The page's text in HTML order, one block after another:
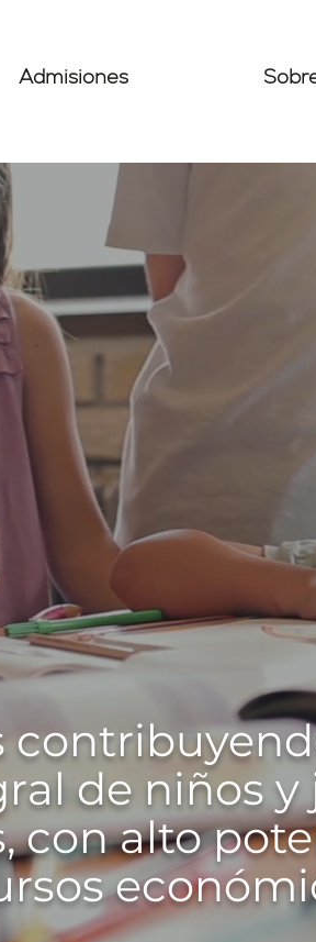
Admisiones
de niños y
con alto